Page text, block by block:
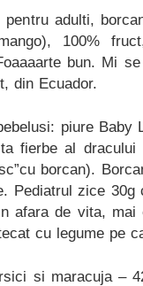
adulti,
100%
bun. Mi
din Ecuador.
piure Baby
fierbe al
borcan).
Pediatrul zice
afara de vita,
cu legume pe
si maracuja –